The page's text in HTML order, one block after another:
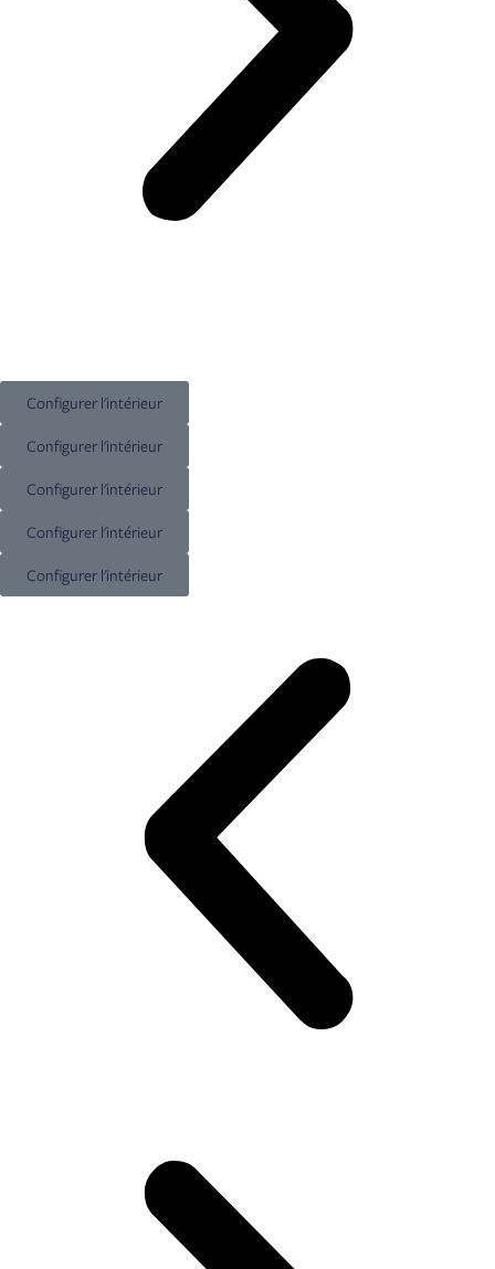
Configurer l'intérieur
Configurer l'intérieur
Configurer l'intérieur
Configurer l'intérieur
Configurer l'intérieur